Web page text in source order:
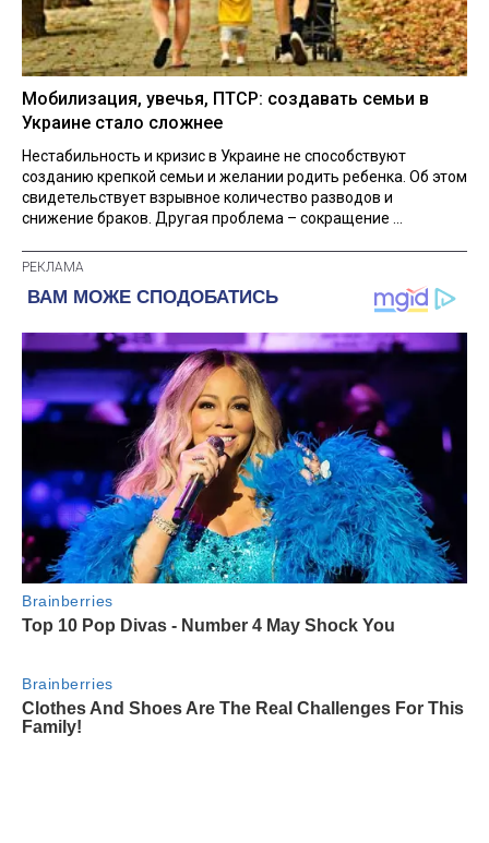
Мобилизация, увечья, ПТСР: создавать семьи в
Украине стало сложнее
Нестабильность и кризис в Украине не способствуют
созданию крепкой семьи и желании родить ребенка. Об этом
свидетельствует взрывное количество разводов и
снижение браков. Другая проблема – сокращение ...